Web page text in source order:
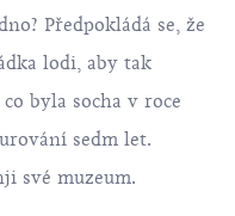
Předpokládá se, že
lodi, aby tak
byla socha v roce
sedm let.
své muzeum.